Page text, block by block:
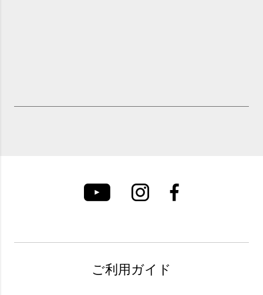
ご利用ガイド